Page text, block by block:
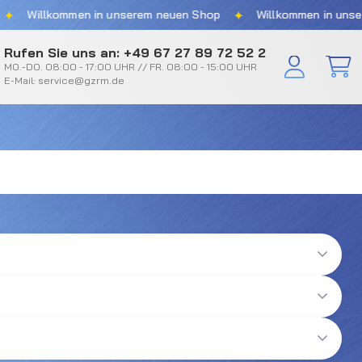
Willkommen in unserem neuen Shop ✦ Willkommen in
Rufen Sie uns an: +49 67 27 89 72 52 2
MO.-DO. 08:00 - 17:00 UHR // FR. 08:00 - 15:00 UHR
E-Mail: service@gzrm.de